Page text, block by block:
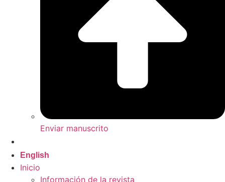
Enviar manuscrito
English
Inicio
Información de la revista